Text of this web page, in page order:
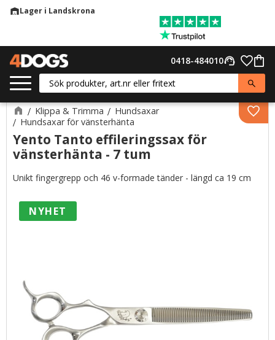
warehouseLager i Landskrona
support_agent
0418-484010
Klippa & Trimma
Hundsaxar
Hundsaxar för vänsterhänta
Yento Tanto effileringssax för
vänsterhänta - 7 tum
Unikt fingergrepp och 46 v-formade tänder - längd ca 19 cm
NYHET